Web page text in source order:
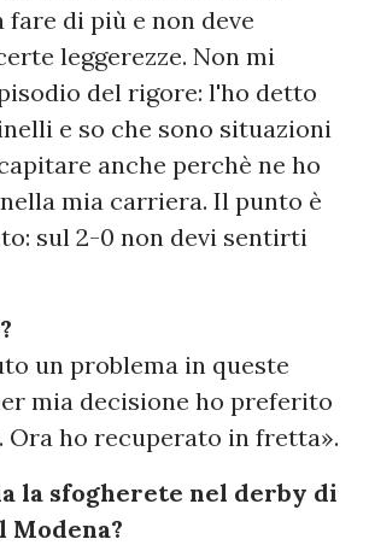
fare di più e non deve
leggerezze. Non mi
del rigore: l'ho detto
e so che sono situazioni
anche perchè ne ho
mia carriera. Il punto è
sul 2-0 non devi sentirti
un problema in queste
mia decisione ho preferito
Ora ho recuperato in fretta».
la sfogherete nel derby di
Modena?